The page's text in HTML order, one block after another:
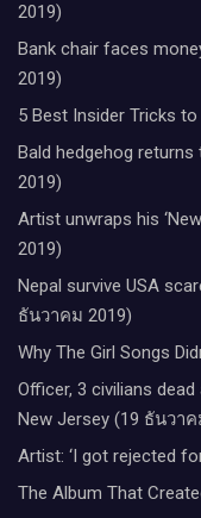
2019)
Bank chair faces
2019)
5 Best Insider Tricks
Bald hedgehog
2019)
Artist unwraps his
2019)
Nepal survive USA
ธันวาคม 2019)
Why The Girl Songs
Officer, 3 civilians
New Jersey (19 ธันวาค
Artist: ‘I got rejected
The Album That